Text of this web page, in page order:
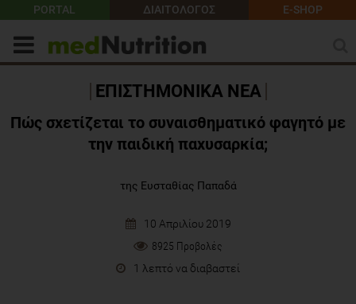
PORTAL ΔΙΑΙΤΟΛΟΓΟΣ E-SHOP
ΕΠΙΣΤΗΜΟΝΙΚΑ ΝΕΑ
Πώς σχετίζεται το συναισθηματικό φαγητό με
την παιδική παχυσαρκία;
της Ευσταθίας Παπαδά
10 Απριλίου 2019
8925 Προβολές
1 λεπτό να διαβαστεί